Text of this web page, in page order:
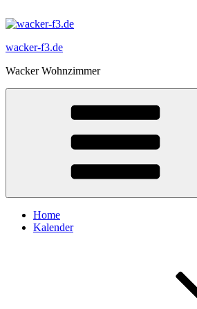
Inhalt
wacker-f3.de
Wacker Wohnzimmer
Home
Kalender